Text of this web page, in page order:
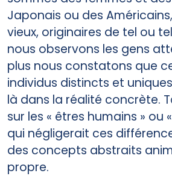
Japonais ou des
vieux, originaires de tel ou
nous observons les gens
plus nous constatons que
individus distincts et
là dans la réalité concrète.
sur les « êtres humains » ou
qui négligerait ces
des concepts abstraits
propre.